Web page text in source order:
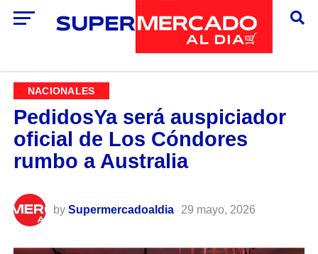
NACIONALES
PedidosYa será auspiciador
oficial de Los Cóndores
rumbo a Australia
by Supermercadoaldia 29 mayo, 2026